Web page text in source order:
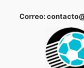
Correo: